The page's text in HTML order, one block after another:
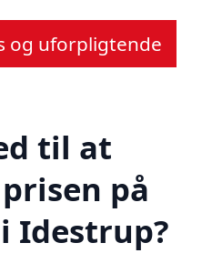
og uforpligtende
til at
på
Idestrup?